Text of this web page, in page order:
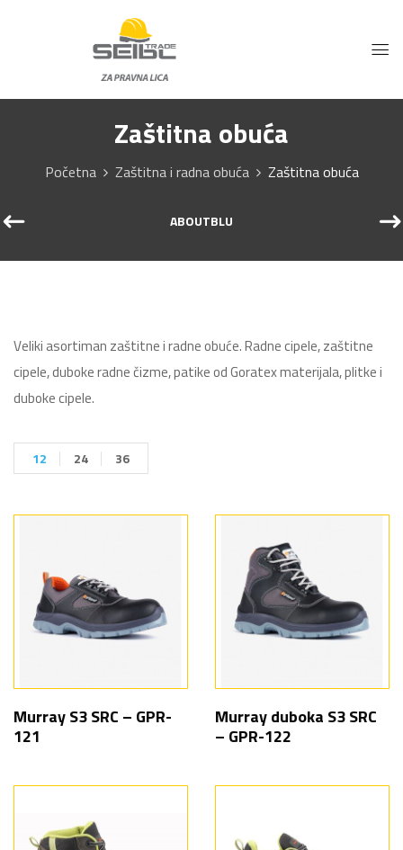
Zaštitna obuća
Početna Zaštitna i radna obuća Zaštitna obuća
ABOUTBLU
Veliki asortiman zaštitne i radne obuće. Radne cipele, zaštitne
cipele, duboke radne čizme, patike od Goratex materijala, plitke i
duboke cipele.
12 24 36
Murray S3 SRC – GPR-
121
Murray duboka S3 SRC
– GPR-122